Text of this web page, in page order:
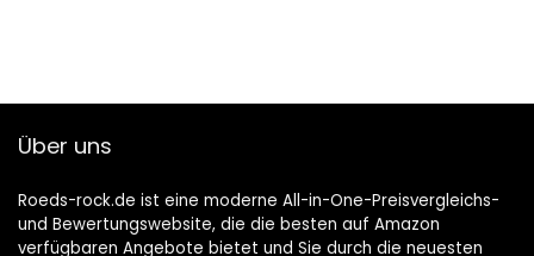
Über uns
Roeds-rock.de ist eine moderne All-in-One-Preisvergleichs-
und Bewertungswebsite, die die besten auf Amazon
verfügbaren Angebote bietet und Sie durch die neuesten